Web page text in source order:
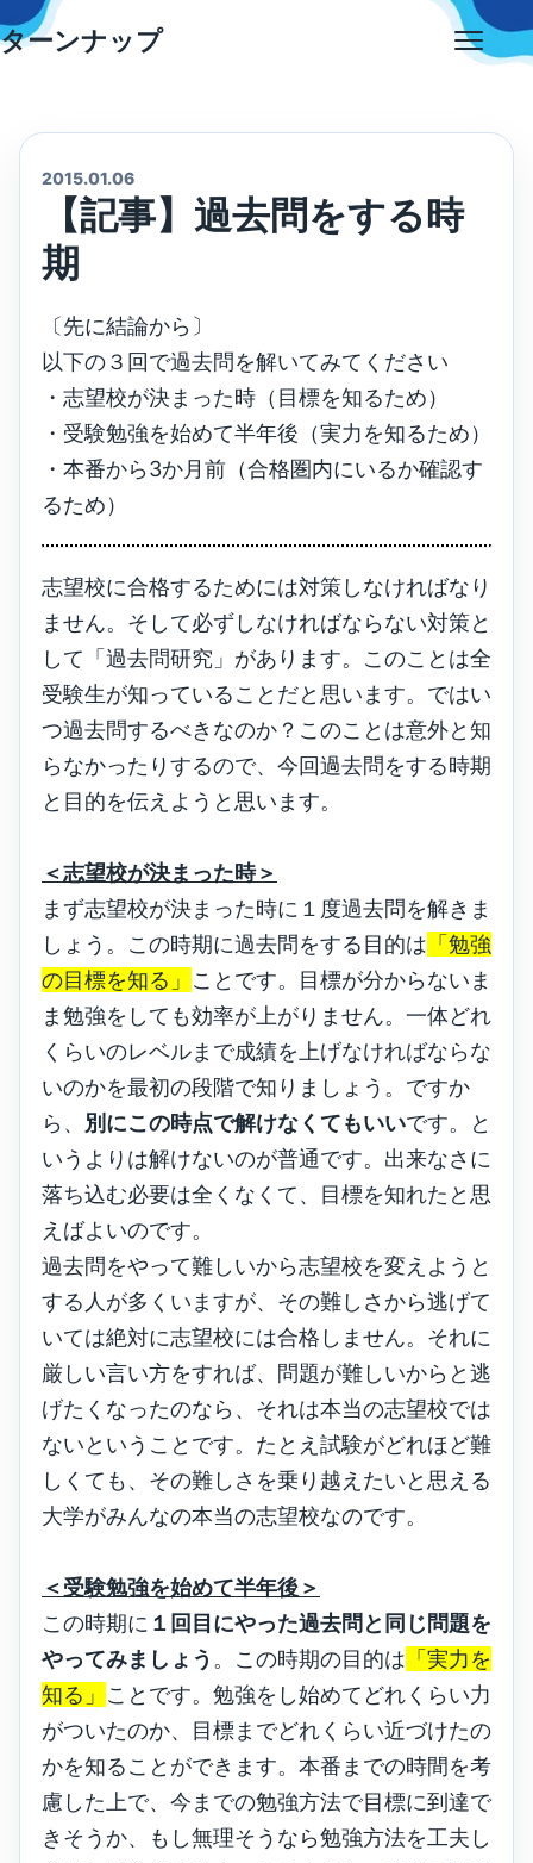
Skip
to
ターンナップ
2015.01.06
【記事】過去問をする時
期
〔先に結論から〕
以下の３回で過去問を解いてみてください
・志望校が決まった時（目標を知るため）
・受験勉強を始めて半年後（実力を知るため）
・本番から3か月前（合格圏内にいるか確認す
るため）
志望校に合格するためには対策しなければなり
ません。そして必ずしなければならない対策と
して「過去問研究」があります。このことは全
受験生が知っていることだと思います。ではい
つ過去問するべきなのか？このことは意外と知
らなかったりするので、今回過去問をする時期
と目的を伝えようと思います。
＜志望校が決まった時＞
まず志望校が決まった時に１度過去問を解きま
しょう。この時期に過去問をする目的は 「勉強
の目標を知る」 ことです。目標が分からないま
ま勉強をしても効率が上がりません。一体どれ
くらいのレベルまで成績を上げなければならな
いのかを最初の段階で知りましょう。ですか
ら、 別にこの時点で解けなくてもいいです。と
いうよりは解けないのが普通です。出来なさに
落ち込む必要は全くなくて、目標を知れたと思
えばよいのです。
過去問をやって難しいから志望校を変えようと
する人が多くいますが、その難しさから逃げて
いては絶対に志望校には合格しません。それに
厳しい言い方をすれば、問題が難しいからと逃
げたくなったのなら、それは本当の志望校では
ないということです。たとえ試験がどれほど難
しくても、その難しさを乗り越えたいと思える
大学がみんなの本当の志望校なのです。
＜受験勉強を始めて半年後＞
この時期に １回目にやった過去問と同じ問題を
やってみましょう 。この時期の目的は 「実力を
知る」 ことです。勉強をし始めてどれくらい力
がついたのか、目標までどれくらい近づけたの
かを知ることができます。本番までの時間を考
慮した上で、今までの勉強方法で目標に到達で
きそうか、もし無理そうなら勉強方法を工夫し